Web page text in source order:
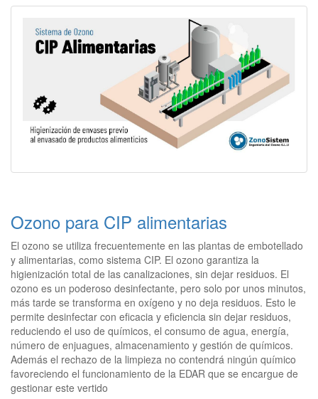
Ozono para CIP alimentarias
El ozono se utiliza frecuentemente en las plantas de embotellado
y alimentarias, como sistema CIP. El ozono garantiza la
higienización total de las canalizaciones, sin dejar residuos. El
ozono es un poderoso desinfectante, pero solo por unos minutos,
más tarde se transforma en oxígeno y no deja residuos. Esto le
permite desinfectar con eficacia y eficiencia sin dejar residuos,
reduciendo el uso de químicos, el consumo de agua, energía,
número de enjuagues, almacenamiento y gestión de químicos.
Además el rechazo de la limpieza no contendrá ningún químico
favoreciendo el funcionamiento de la EDAR que se encargue de
gestionar este vertido